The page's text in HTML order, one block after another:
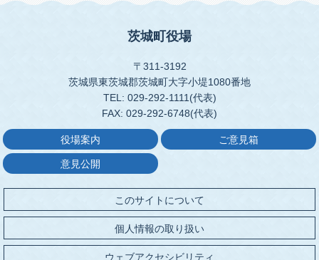
茨城町役場
〒311-3192
茨城県東茨城郡茨城町大字小堤1080番地
TEL: 029-292-1111(代表)
FAX: 029-292-6748(代表)
役場案内 ご意見箱
意見公開
このサイトについて
個人情報の取り扱い
ウェブアクセシビリティ